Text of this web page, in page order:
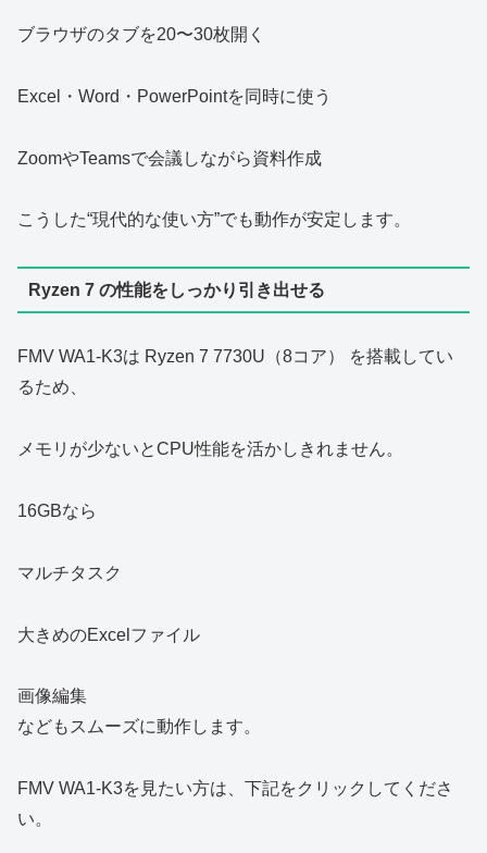
ブラウザのタブを20〜30枚開く
Excel・Word・PowerPointを同時に使う
ZoomやTeamsで会議しながら資料作成
こうした“現代的な使い方”でも動作が安定します。
Ryzen 7 の性能をしっかり引き出せる
FMV WA1‑K3は Ryzen 7 7730U（8コア） を搭載してい
るため、
メモリが少ないとCPU性能を活かしきれません。
16GBなら
マルチタスク
大きめのExcelファイル
画像編集
などもスムーズに動作します。
FMV WA1-K3を見たい方は、下記をクリックしてくださ
い。